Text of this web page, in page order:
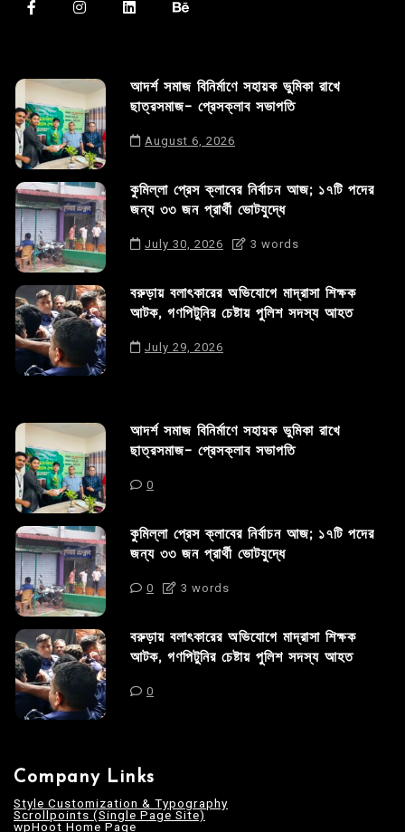
আদর্শ সমাজ বিনির্মাণে সহায়ক ভুমিকা রাখে
ছাত্রসমাজ- প্রেসক্লাব সভাপতি
August 6, 2026
কুমিল্লা প্রেস ক্লাবের নির্বাচন আজ; ১৭টি পদের
জন্য ৩৩ জন প্রার্থী ভোটযুদ্ধে
July 30, 2026 3 words
বরুড়ায় বলাৎকারের অভিযোগে মাদ্রাসা শিক্ষক
আটক, গণপিটুনির চেষ্টায় পুলিশ সদস্য আহত
July 29, 2026
আদর্শ সমাজ বিনির্মাণে সহায়ক ভুমিকা রাখে
ছাত্রসমাজ- প্রেসক্লাব সভাপতি
0
কুমিল্লা প্রেস ক্লাবের নির্বাচন আজ; ১৭টি পদের
জন্য ৩৩ জন প্রার্থী ভোটযুদ্ধে
0 3 words
বরুড়ায় বলাৎকারের অভিযোগে মাদ্রাসা শিক্ষক
আটক, গণপিটুনির চেষ্টায় পুলিশ সদস্য আহত
0
Company Links
Style Customization & Typography
Scrollpoints (Single Page Site)
wpHoot Home Page